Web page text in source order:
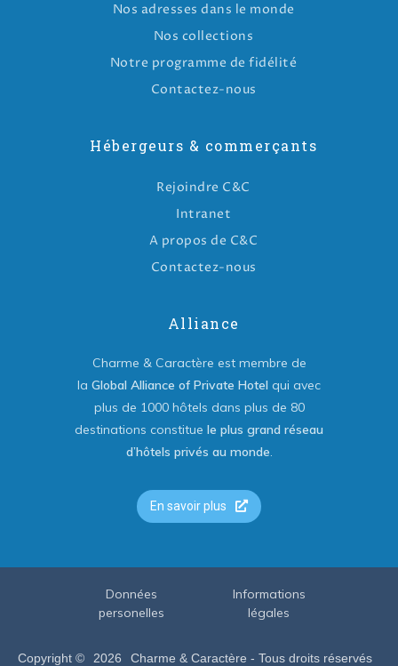
Nos adresses dans le monde
Nos collections
Notre programme de fidélité
Contactez-nous
Hébergeurs & commerçants
Rejoindre C&C
Intranet
A propos de C&C
Contactez-nous
Alliance
Charme & Caractère est membre de
la Global Alliance of Private Hotel qui avec
plus de 1000 hôtels dans plus de 80
destinations constitue le plus grand réseau
d’hôtels privés au monde.
En savoir plus
Copyright © 2026 Charme & Caractère - Tous droits réservés
Données
personelles
Informations
légales